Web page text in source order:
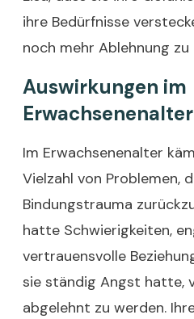
ihre Bedürfnisse
noch mehr Ablehnung zu
Auswirkungen im
Erwachsenenalter
Im Erwachsenenalter
Vielzahl von Problemen,
Bindungstrauma
hatte Schwierigkeiten,
vertrauensvolle
sie ständig Angst hatte,
abgelehnt zu werden.